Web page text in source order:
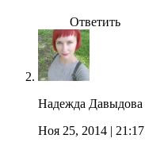
Ответить
Надежда Давыдова
Ноя 25, 2014 | 21:17